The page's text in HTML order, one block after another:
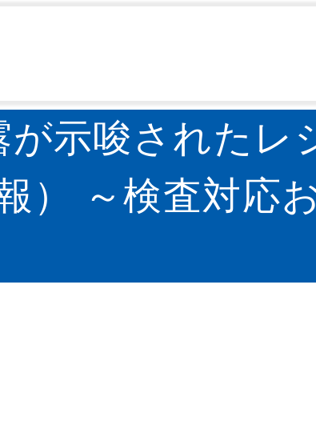
情報（IASR）
て～
示唆されたレ
） ～検査対応